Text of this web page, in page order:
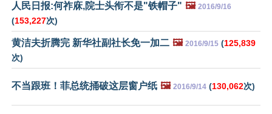
人民日报:何祚庥,院士头衔不是"铁帽子" 🖼️ 2016/9/16
(153,227次)
黄洁夫折腾完 新华社副社长免一加二 🖼️ 2016/9/15 (125,839
次)
不当跟班！菲总统捅破这层窗户纸 🖼️ 2016/9/14 (130,062次)